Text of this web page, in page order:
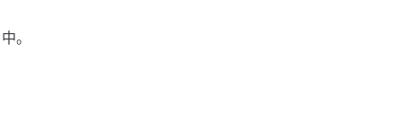
。